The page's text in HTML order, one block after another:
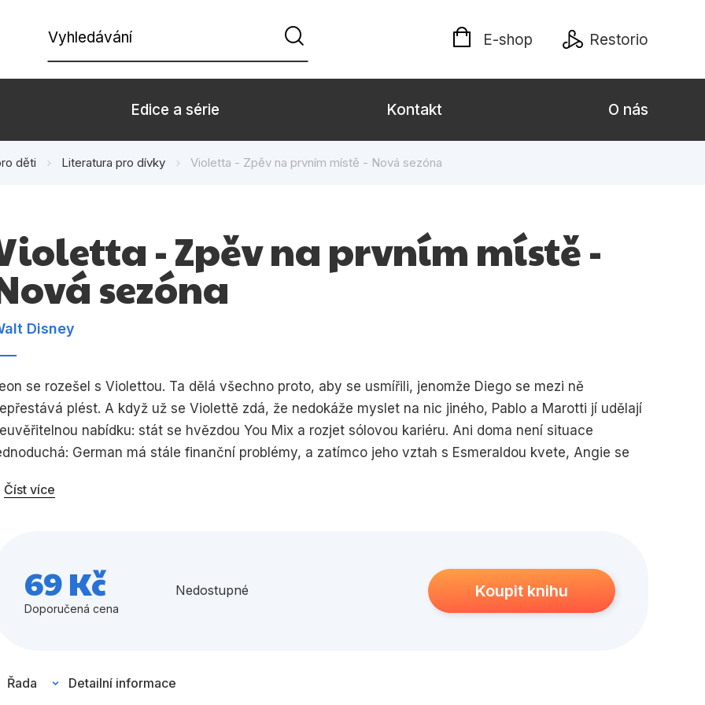
Vyhledávání E-shop Restorio
Beletrie pro děti Beletrie pro dospělé
Kalendáře Křížovky
Kuchařky
dospělé
Umění a kultura Výchova a pedagogika Young adult
Zdraví a životní styl
Edice a série Kontakt O nás
děti Literatura pro dívky Violetta - Zpěv na prvním místě - Nová sezóna
- Zpěv na prvním místě -
sezóna
Disney
se rozešel s Violettou. Ta dělá všechno proto, aby se usmířili, jenomže Diego se mezi ně
plést. A když už se Violettě zdá, že nedokáže myslet na nic jiného, Pablo a Marotti jí udělají
nabídku: stát se hvězdou You Mix a rozjet sólovou kariéru. Ani doma není situace
German má stále finanční problémy, a zatímco jeho vztah s Esmeraldou kvete, Angie se
třídy s Leonem...
nabídka od You Mix... Táta! Co tomu řekne táta?“
Číst více
69 Kč
Doporučená cena
Nedostupné Koupit knihu
Řada Detailní informace